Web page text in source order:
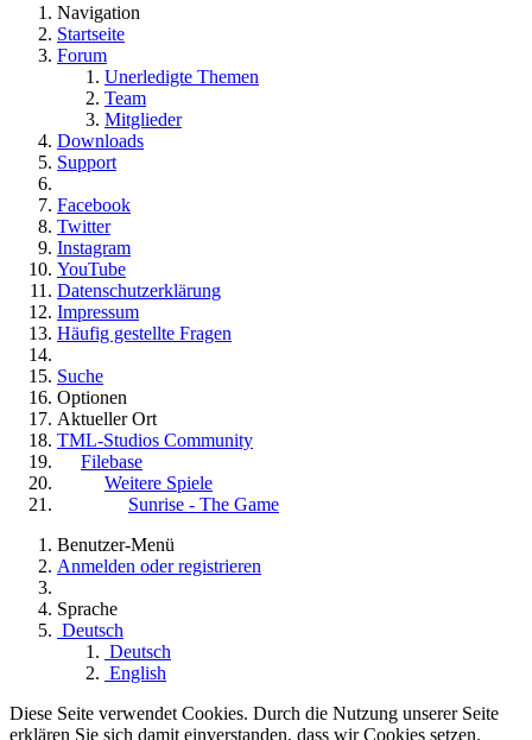
Navigation
Startseite
Forum
Unerledigte Themen
Team
Mitglieder
Downloads
Support
Facebook
Twitter
Instagram
YouTube
Datenschutzerklärung
Impressum
Häufig gestellte Fragen
Suche
Optionen
Aktueller Ort
TML-Studios Community
Filebase
Weitere Spiele
Sunrise - The Game
Benutzer-Menü
Anmelden oder registrieren
Sprache
Deutsch
Deutsch
English
Diese Seite verwendet Cookies. Durch die Nutzung unserer Seite
erklären Sie sich damit einverstanden, dass wir Cookies setzen.